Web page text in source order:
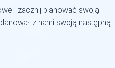
i zacznij planować swoją
z nami swoją następną